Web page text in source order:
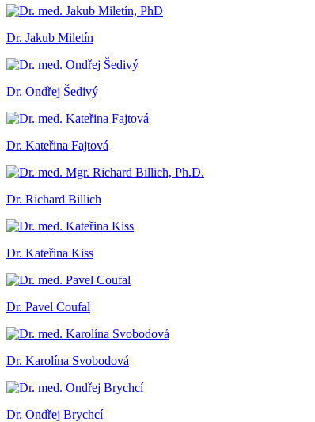
Dr. Jakub Miletín
Dr. Ondřej Šedivý
Dr. Kateřina Fajtová
Dr. Richard Billich
Dr. Kateřina Kiss
Dr. Pavel Coufal
Dr. Karolína Svobodová
Dr. Ondřej Brychcí